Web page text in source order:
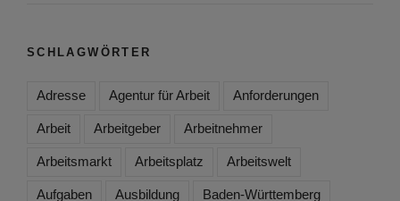
SCHLAGWÖRTER
Adresse Agentur für Arbeit Anforderungen
Arbeit Arbeitgeber Arbeitnehmer
Arbeitsmarkt Arbeitsplatz Arbeitswelt
Aufgaben Ausbildung Baden-Württemberg